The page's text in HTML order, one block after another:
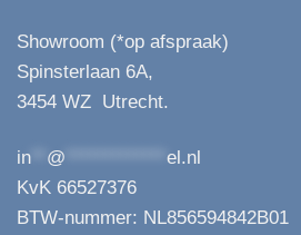
Showroom (*op afspraak)
Spinsterlaan 6A,
3454 WZ Utrecht.
in @
el.nl
KvK 66527376
BTW-nummer: NL856594842B01